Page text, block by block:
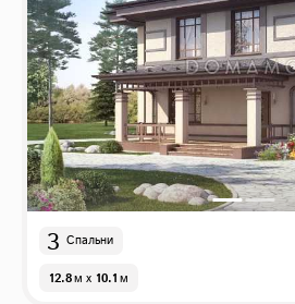
3 Спальни
12.8м x 10.1м